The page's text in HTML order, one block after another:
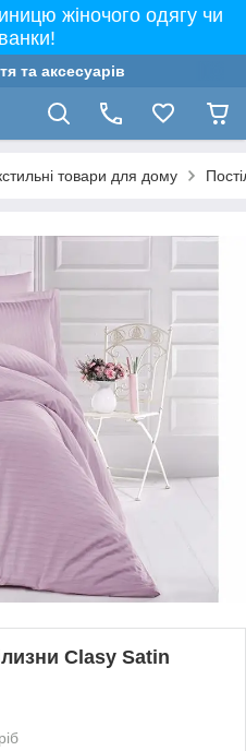
жіночого одягу чи
та аксесуарів
товари для дому
Clasy Satin